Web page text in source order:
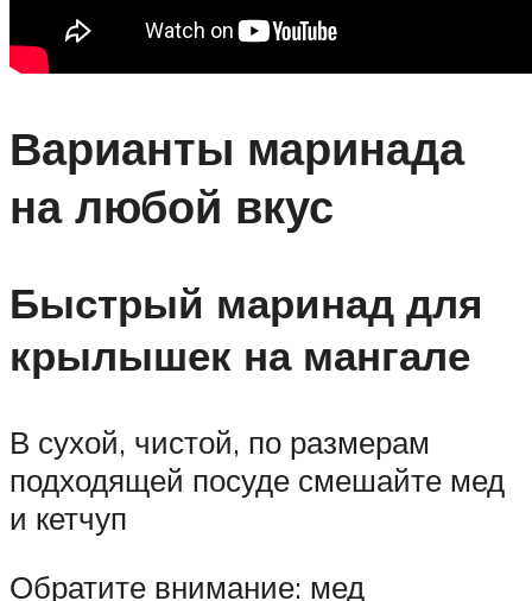
Варианты маринада
на любой вкус
Быстрый маринад для
крылышек на мангале
В сухой, чистой, по размерам
подходящей посуде смешайте мед
и кетчуп
Обратите внимание: мед